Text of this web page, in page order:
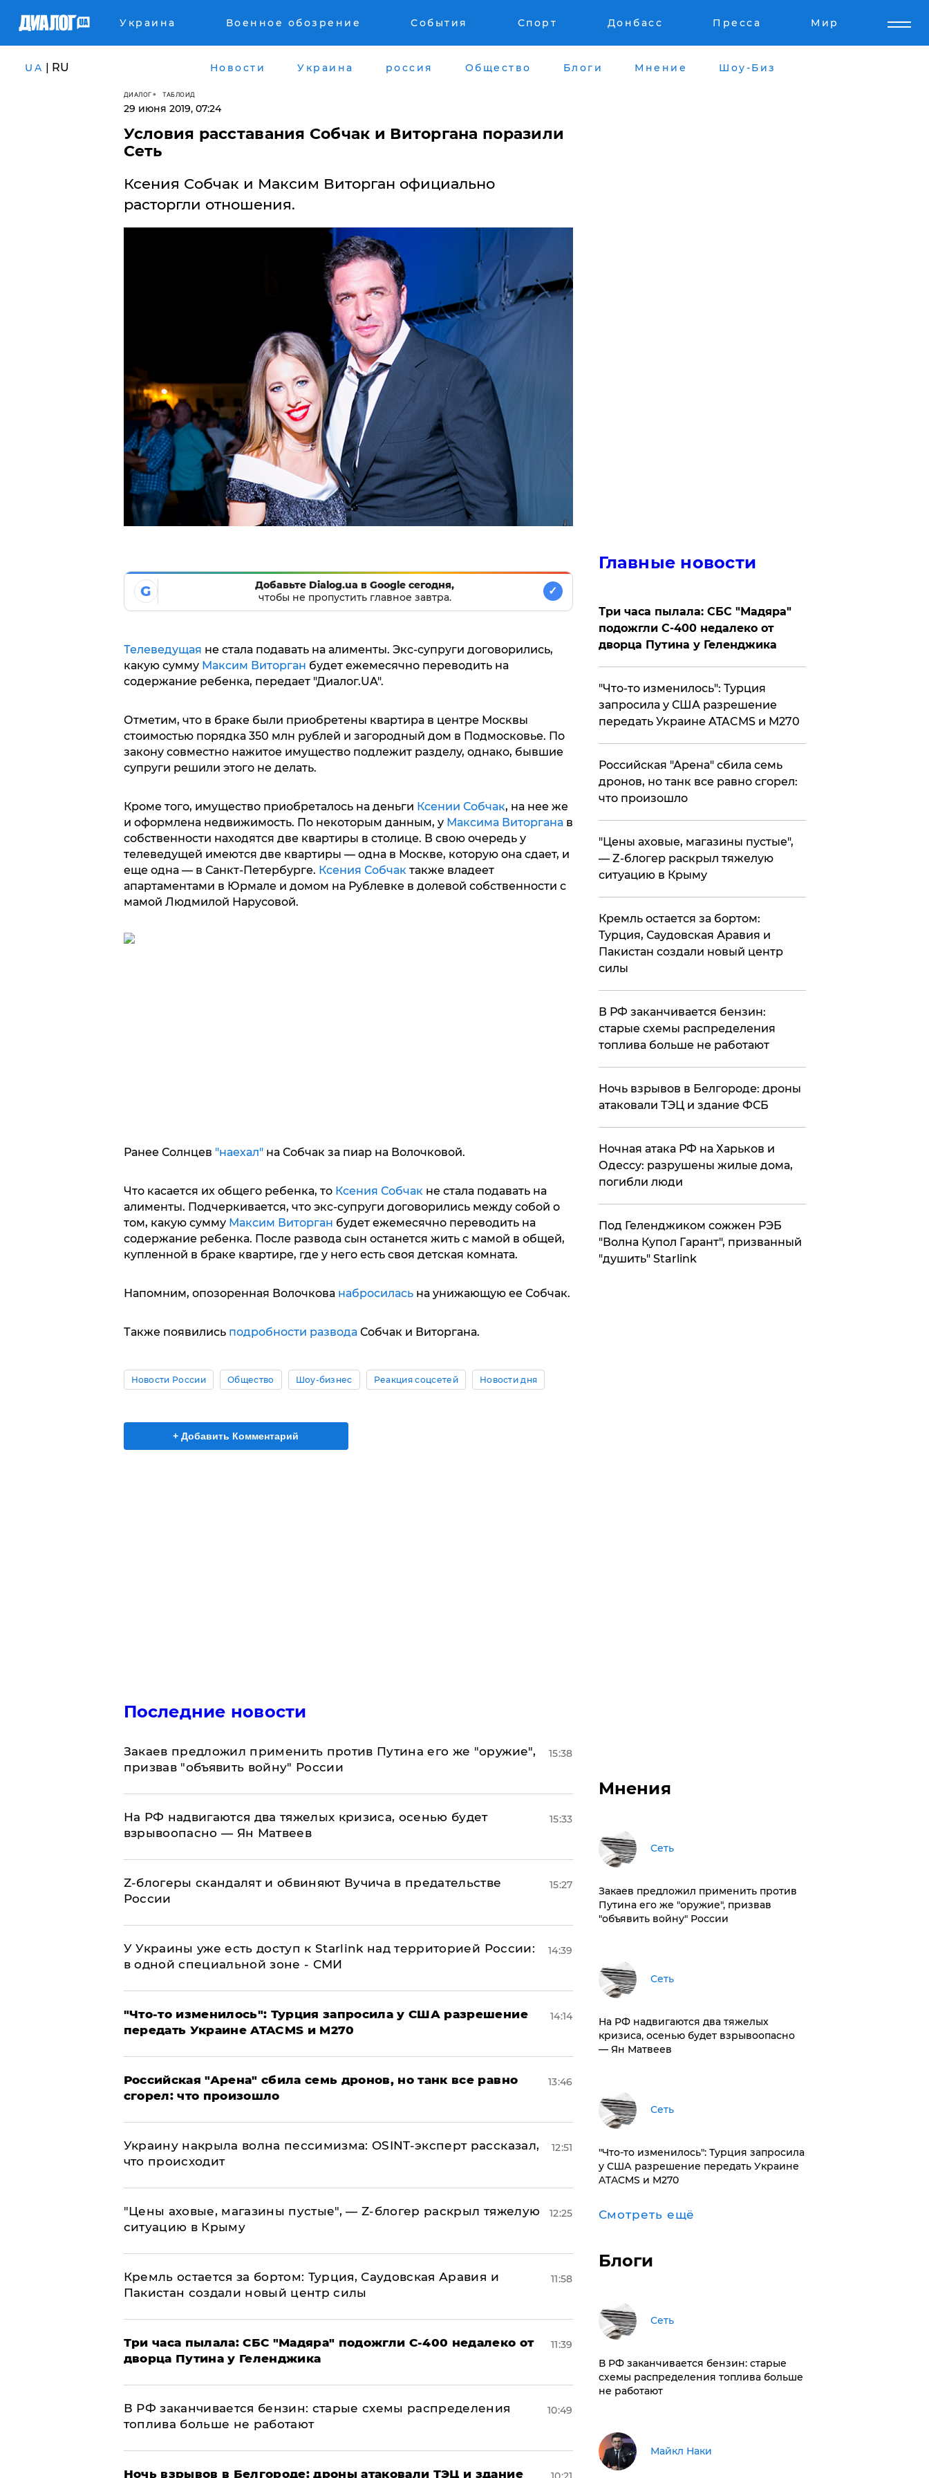
Украина Военное обозрение События Спорт Донбасс Пресса Мир
UA | RU Новости Украина россия Общество Блоги Мнение Шоу-Биз
ДИАЛОГ ТАБЛОИД
29 июня 2019, 07:24
Условия расставания Собчак и Виторгана поразили
Сеть
​Ксения Собчак и Максим Виторган официально
расторгли отношения.
G
Добавьте Dialog.ua в Google сегодня,
чтобы не пропустить главное завтра.
✓
Телеведущая не стала подавать на алименты. Экс-супруги договорились,
какую суммуМаксим Виторган будет ежемесячно переводить на
содержание ребенка, передает "Диалог.UA".
Отметим, что в браке были приобретены квартира в центре Москвы
стоимостью порядка 350 млн рублей и загородный дом в Подмосковье. По
закону совместно нажитое имущество подлежит разделу, однако, бывшие
супруги решили этого не делать.
Кроме того, имущество приобреталось на деньги Ксении Собчак, на нее же
и оформлена недвижимость. По некоторым данным, у Максима Виторгана в
собственности находятся две квартиры в столице. В свою очередь у
телеведущей имеются две квартиры — одна в Москве, которую она сдает, и
еще одна — в Санкт-Петербурге. Ксения Собчак также владеет
апартаментами в Юрмале и домом на Рублевке в долевой собственности с
мамой Людмилой Нарусовой.
Ранее Солнцев "наехал" на Собчак за пиар на Волочковой.
Что касается их общего ребенка, тоКсения Собчак не стала подавать на
алименты. Подчеркивается, что экс-супруги договорились между собой о
том, какую суммуМаксим Виторган будет ежемесячно переводить на
содержание ребенка. После развода сын останется жить с мамой в общей,
купленной в браке квартире, где у него есть своя детская комната.
Напомним, опозоренная Волочкованабросилась на унижающую ее Собчак.
Также появились подробности развода Собчак и Виторгана.
Новости России Общество Шоу-бизнес Реакция соцсетей Новости дня
+ Добавить Комментарий
Последние новости
Закаев предложил применить против Путина его же "оружие",
призвав "объявить войну" России
15:38
На РФ надвигаются два тяжелых кризиса, осенью будет
взрывоопасно — Ян Матвеев
15:33
Z-блогеры скандалят и обвиняют Вучича в предательстве
России
15:27
У Украины уже есть доступ к Starlink над территорией России:
в одной специальной зоне - СМИ
14:39
​"Что-то изменилось": Турция запросила у США разрешение
передать Украине ATACMS и M270
14:14
​Российская "Арена" сбила семь дронов, но танк все равно
сгорел: что произошло
13:46
​Украину накрыла волна пессимизма: OSINT-эксперт рассказал,
что происходит
12:51
​"Цены аховые, магазины пустые", — Z-блогер раскрыл тяжелую
ситуацию в Крыму
12:25
​Кремль остается за бортом: Турция, Саудовская Аравия и
Пакистан создали новый центр силы
11:58
Три часа пылала: СБС "Мадяра" подожгли С-400 недалеко от
дворца Путина у Геленджика
11:39
​В РФ заканчивается бензин: старые схемы распределения
топлива больше не работают
10:49
​Ночь взрывов в Белгороде: дроны атаковали ТЭЦ и здание
Главные новости
Три часа пылала: СБС "Мадяра"
подожгли С-400 недалеко от
дворца Путина у Геленджика
​"Что-то изменилось": Турция
запросила у США разрешение
передать Украине ATACMS и M270
​Российская "Арена" сбила семь
дронов, но танк все равно сгорел:
что произошло
​"Цены аховые, магазины пустые",
— Z-блогер раскрыл тяжелую
ситуацию в Крыму
​Кремль остается за бортом:
Турция, Саудовская Аравия и
Пакистан создали новый центр
силы
​В РФ заканчивается бензин:
старые схемы распределения
топлива больше не работают
​Ночь взрывов в Белгороде: дроны
атаковали ТЭЦ и здание ФСБ
​Ночная атака РФ на Харьков и
Одессу: разрушены жилые дома,
погибли люди
Под Геленджиком сожжен РЭБ
"Волна Купол Гарант", призванный
"душить" Starlink
Мнения
Сеть
Закаев предложил применить против
Путина его же "оружие", призвав
"объявить войну" России
Сеть
На РФ надвигаются два тяжелых
кризиса, осенью будет взрывоопасно
— Ян Матвеев
Сеть
​"Что-то изменилось": Турция запросила
у США разрешение передать Украине
ATACMS и M270
Смотреть ещё
Блоги
Сеть
​В РФ заканчивается бензин: старые
схемы распределения топлива больше
не работают
Майкл Наки